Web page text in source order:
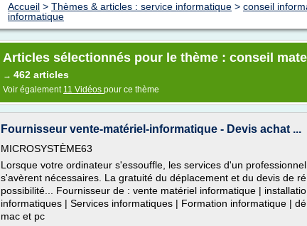
Accueil > Thèmes & articles : service informatique > conseil
informatique
Articles sélectionnés pour le thème : conseil
→ 462 articles
Voir également 11 Vidéos pour ce thème
Fournisseur vente-matériel-informatique - Devis achat ...
MICROSYSTÈME63
Lorsque votre ordinateur s'essouffle, les services d'un
s'avèrent nécessaires. La gratuité du déplacement et du devis de
possibilité... Fournisseur de : vente matériel informatique |
informatiques | Services informatiques | Formation informatique |
mac et pc